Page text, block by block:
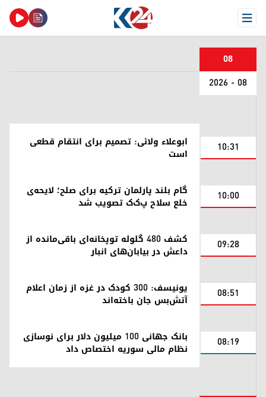
Open Menu
08
08 - 2026
10:31 ابوعلاء ولائی: تصمیم برای انتقام قطعی
است
10:00 گام بلند پارلمان ترکیه برای صلح؛ لایحه‌ی
خلع سلاح پ‌ک‌ک تصویب شد
09:28 کشف ۴۸۰ گلوله توپخانه‌ای باقی‌مانده از
داعش در بیابان‌های انبار
08:51 یونیسف: ۳۰۰ کودک در غزه از زمان اعلام
آتش‌بس جان باخته‌اند
08:19 بانک جهانی ۱۰۰ میلیون دلار برای نوسازی
نظام مالی سوریه اختصاص داد